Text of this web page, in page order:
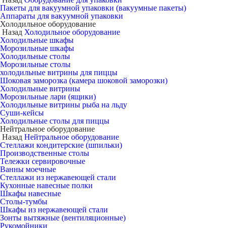
Пакеты для вакуумной упаковки (вакуумные пакеты)
Аппараты для вакуумной упаковки
Холодильное оборудование
Назад Холодильное оборудование
Холодильные шкафы
Морозильные шкафы
Холодильные столы
Морозильные столы
холодильные витрины для пиццы
Шоковая заморозка (камера шоковой заморозки)
Холодильные витрины
Морозильные лари (ящики)
Холодильные витрины рыба на льду
Суши-кейсы
Холодильные столы для пиццы
Нейтральное оборудование
Назад Нейтральное оборудование
Стеллажи кондитерские (шпильки)
Производственные столы
Тележки сервировочные
Ванны моечные
Стеллажи из нержавеющей стали
Кухонные навесные полки
Шкафы навесные
Столы-тумбы
Шкафы из нержавеющей стали
Зонты вытяжные (вентиляционные)
Рукомойники